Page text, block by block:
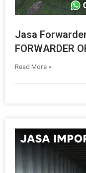
Jasa
FORWARDER
Read More »